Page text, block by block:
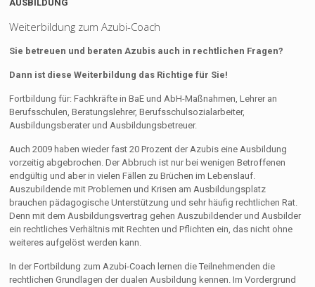
AUSBILDUNG
Weiterbildung zum Azubi-Coach
Sie betreuen und beraten Azubis auch in rechtlichen Fragen?
Dann ist diese Weiterbildung das Richtige für Sie!
Fortbildung für: Fachkräfte in BaE und AbH-Maßnahmen, Lehrer an
Berufsschulen, Beratungslehrer, Berufsschulsozialarbeiter,
Ausbildungsberater und Ausbildungsbetreuer.
Auch 2009 haben wieder fast 20 Prozent der Azubis eine Ausbildung
vorzeitig abgebrochen. Der Abbruch ist nur bei wenigen Betroffenen
endgültig und aber in vielen Fällen zu Brüchen im Lebenslauf.
Auszubildende mit Problemen und Krisen am Ausbildungsplatz
brauchen pädagogische Unterstützung und sehr häufig rechtlichen Rat.
Denn mit dem Ausbildungsvertrag gehen Auszubildender und Ausbilder
ein rechtliches Verhältnis mit Rechten und Pflichten ein, das nicht ohne
weiteres aufgelöst werden kann.
In der Fortbildung zum Azubi-Coach lernen die Teilnehmenden die
rechtlichen Grundlagen der dualen Ausbildung kennen. Im Vordergrund